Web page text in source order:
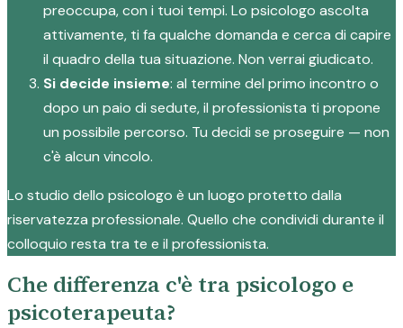
preoccupa, con i tuoi tempi. Lo psicologo ascolta
attivamente, ti fa qualche domanda e cerca di capire
il quadro della tua situazione. Non verrai giudicato.
Si decide insieme: al termine del primo incontro o
dopo un paio di sedute, il professionista ti propone
un possibile percorso. Tu decidi se proseguire — non
c'è alcun vincolo.
Lo studio dello psicologo è un luogo protetto dalla
riservatezza professionale. Quello che condividi durante il
colloquio resta tra te e il professionista.
Che differenza c'è tra psicologo e
psicoterapeuta?